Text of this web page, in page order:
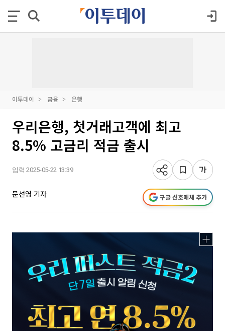
이투데이 금융 은행
우리은행, 첫거래고객에 최고
8.5% 고금리 적금 출시
입력 2025-05-22 13:39
문선영 기자 구글 선호매체 추가